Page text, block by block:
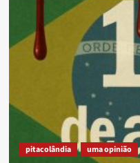
Carta
Cultural
Baixada,
2000,
Baixada
Fluminense
pitacolândia uma opinião